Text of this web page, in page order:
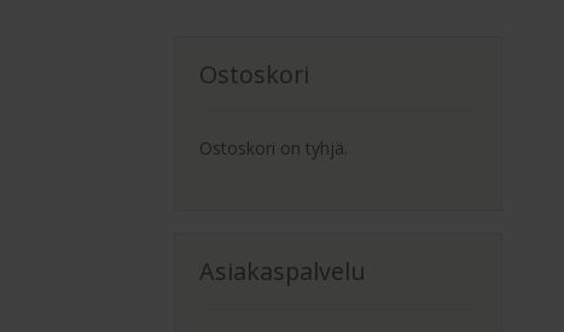
Ostoskori
Ostoskori on tyhjä.
Asiakaspalvelu